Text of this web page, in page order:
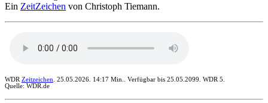
Ein ZeitZeichen von Christoph Tiemann.
WDRZeitzeichen. 25.05.2026. 14:17 Min.. Verfügbar bis 25.05.2099. WDR 5.
Quelle: WDR.de